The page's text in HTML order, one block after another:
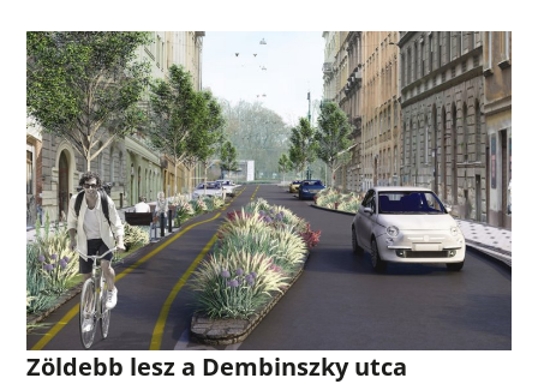
Zöldebb lesz a Dembinszky utca